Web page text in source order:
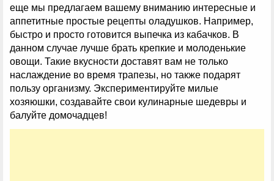
еще мы предлагаем вашему вниманию интересные и
аппетитные простые рецепты оладушков. Например,
быстро и просто готовится выпечка из кабачков. В
данном случае лучше брать крепкие и молоденькие
овощи. Такие вкусности доставят вам не только
наслаждение во время трапезы, но также подарят
пользу организму. Экспериментируйте милые
хозяюшки, создавайте свои кулинарные шедевры и
балуйте домочадцев!